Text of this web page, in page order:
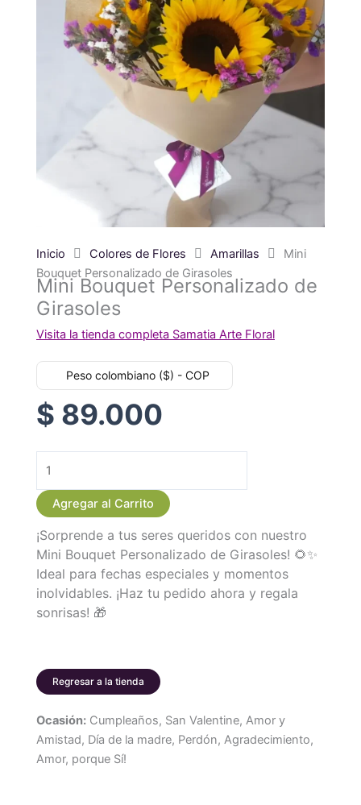
Inicio Colores de Flores Amarillas
Mini
Bouquet Personalizado de Girasoles
Mini Bouquet Personalizado de
Girasoles
Visita la tienda completa Samatia Arte Floral
Peso colombiano ($) - COP
$ 89.000
Mini
Bouquet
Personalizado
de
Girasoles
cantidad
Agregar al Carrito
¡Sorprende a tus seres queridos con nuestro
Mini Bouquet Personalizado de Girasoles! 🌻✨
Ideal para fechas especiales y momentos
inolvidables. ¡Haz tu pedido ahora y regala
sonrisas! 🎁
Regresar a la tienda
Ocasión: Cumpleaños, San Valentine, Amor y
Amistad, Día de la madre, Perdón, Agradecimiento,
Amor, porque Sí!